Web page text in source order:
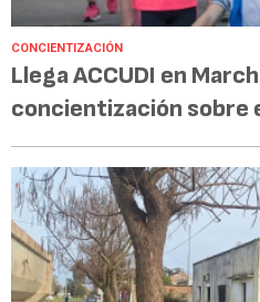
CONCIENTIZACIÓN
Llega ACCUDI en
concientización sobre